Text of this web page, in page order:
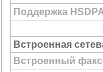
Поддержка
Встроенная
Встроенный